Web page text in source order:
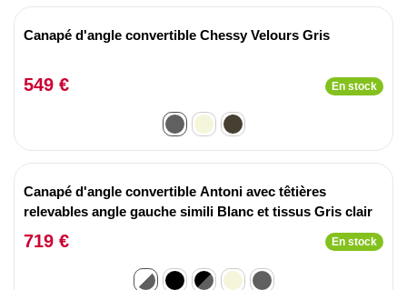
Canapé d'angle convertible Chessy Velours Gris
549 € En stock
Canapé d'angle convertible Antoni avec têtières
relevables angle gauche simili Blanc et tissus Gris clair
719 € En stock